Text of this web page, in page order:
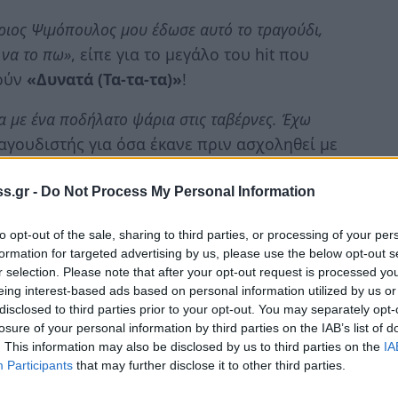
- Do Not Process My Personal Information
opt-out of the sale, sharing to third parties, or processing of your
for targeted advertising by us, please use the below opt-out
selection. Please note that after your opt-out request is processed
interest-based ads based on personal information utilized by us
to third parties prior to your opt-out. You may separately
of your personal information by third parties on the IAB’s list of
This information may also be disclosed by us to third parties on the
Participants that may further disclose it to other third parties.
Ψιμόπουλος μου έδωσε αυτό το τραγούδι,
το πω», είπε για το μεγάλο του hit που
«Δυνατά (Τα-τα-τα)»!
ένα ποδήλατο ψάρια στις ταβέρνες. Έχω
για όσα έκανε πριν ασχοληθεί με
και οι φίλοι μου τότε μου δάνεισαν λεφτά
Πιτσίνιαγκας, ενώ συνέχισε
πατέρας μου το μόνο που μου είπε είναι
η καθημερινότητά μας στη ζωή εκτός
ο ίδιος, σχετικά με τη σχέση που